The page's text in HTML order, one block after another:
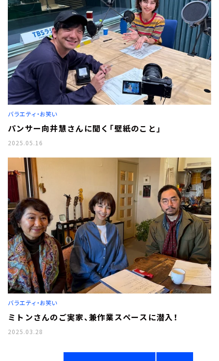
バラエティ・お笑い
パンサー向井慧さんに聞く「壁紙のこと」
2025.05.16
バラエティ・お笑い
ミトンさんのご実家、兼作業スペースに潜入！
2025.03.28